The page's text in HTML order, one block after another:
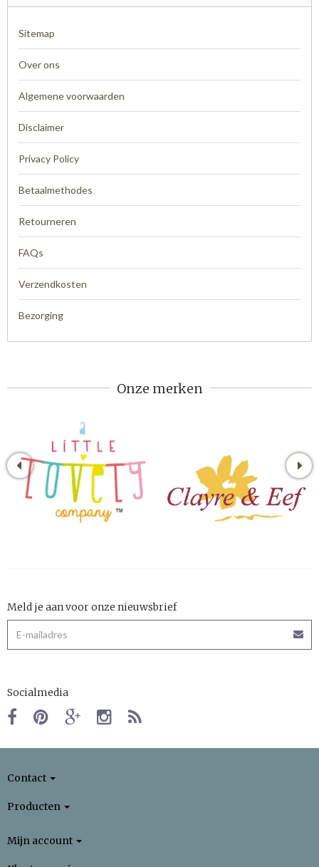
Sitemap
Over ons
Algemene voorwaarden
Disclaimer
Privacy Policy
Betaalmethodes
Retourneren
FAQs
Verzendkosten
Bezorging
Onze merken
Meld je aan voor onze nieuwsbrief
Socialmedia
Contact
Producten
Mijn account